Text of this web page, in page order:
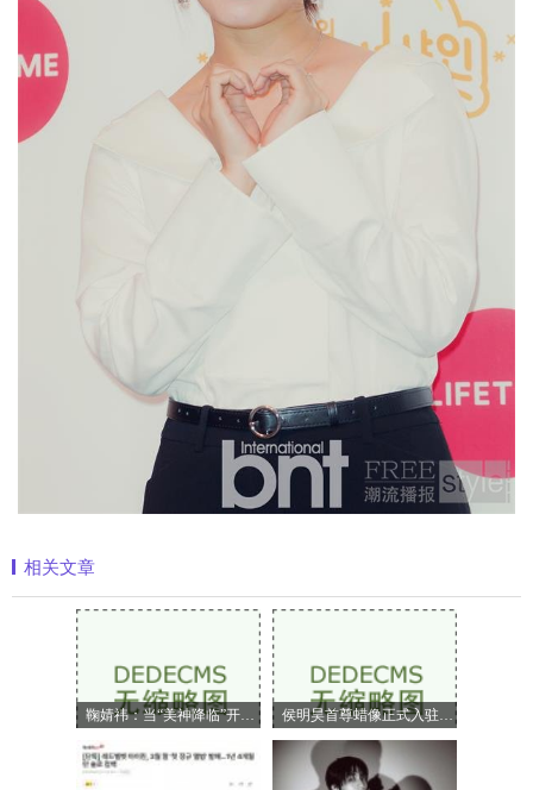
相关文章
鞠婧祎：当“美神降临”开始定义嗅觉美 侯明昊首尊蜡像正式入驻上海杜莎夫人蜡